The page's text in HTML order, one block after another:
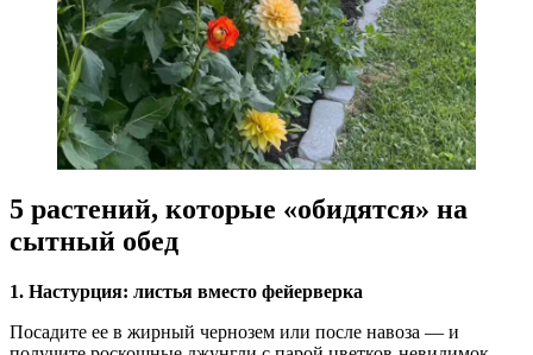
5 растений, которые «обидятся» на
сытный обед
1. Настурция: листья вместо фейерверка
Посадите ее в жирный чернозем или после навоза — и